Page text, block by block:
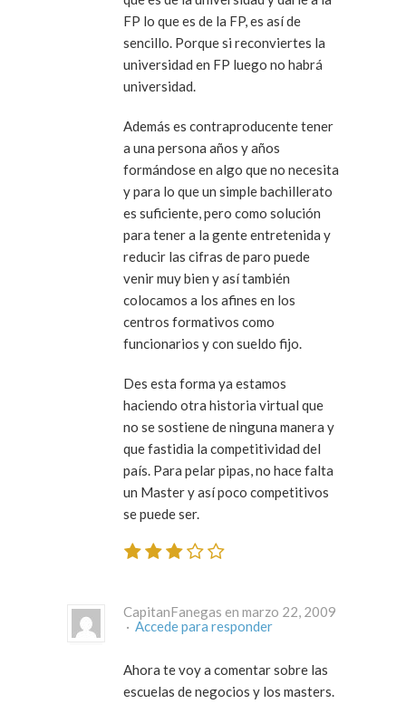
FP lo que es de la FP, es así de
sencillo. Porque si reconviertes la
universidad en FP luego no habrá
universidad.
Además es contraproducente tener
a una persona años y años
formándose en algo que no necesita
y para lo que un simple bachillerato
es suficiente, pero como solución
para tener a la gente entretenida y
reducir las cifras de paro puede
venir muy bien y así también
colocamos a los afines en los
centros formativos como
funcionarios y con sueldo fijo.
Des esta forma ya estamos
haciendo otra historia virtual que
no se sostiene de ninguna manera y
que fastidia la competitividad del
país. Para pelar pipas, no hace falta
un Master y así poco competitivos
se puede ser.
CapitanFanegas en marzo 22, 2009
· Accede para responder
Ahora te voy a comentar sobre las
escuelas de negocios y los masters.